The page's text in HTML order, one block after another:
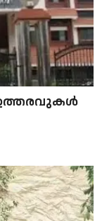
ഉത്തരവുകൾ